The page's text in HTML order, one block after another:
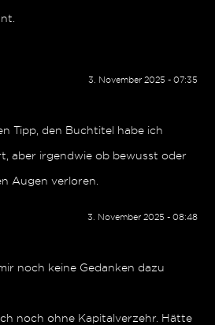
3. November 2025 - 07:35
Tipp, den Buchtitel habe ich
aber irgendwie ob bewusst oder
Augen verloren.
3. November 2025 - 08:48
noch keine Gedanken dazu
noch ohne Kapitalverzehr. Hätte